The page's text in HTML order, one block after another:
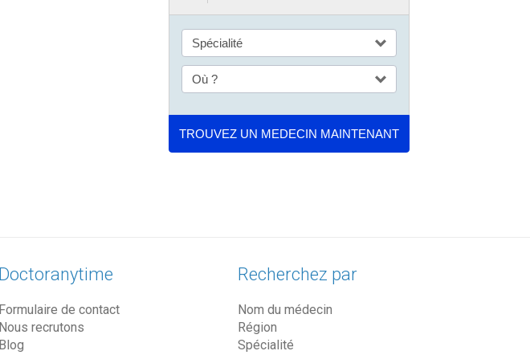
Doctoranytime
Formulaire de contact
Nous recrutons
Blog
Recherchez par
Nom du médecin
Région
Spécialité